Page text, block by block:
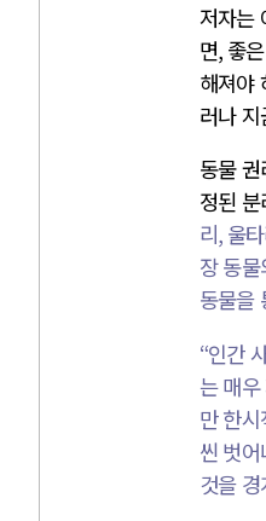
저자는
면, 좋
해져야
러나
동물
정된
리, 울
장 동
동물을
“인간
는 매
만 한
씬 벗
것을